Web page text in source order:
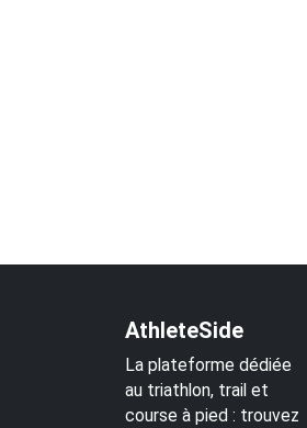
AthleteSide
La plateforme dédiée
au triathlon, trail et
course à pied : trouvez